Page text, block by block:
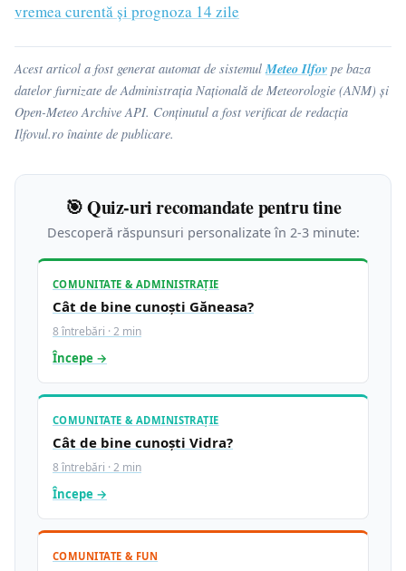
vremea curentă și prognoza 14 zile
Acest articol a fost generat automat de sistemulMeteo Ilfov pe baza
datelor furnizate de Administrația Națională de Meteorologie (ANM) și
Open-Meteo Archive API. Conținutul a fost verificat de redacția
Ilfovul.ro înainte de publicare.
🎯 Quiz-uri recomandate pentru tine
Descoperă răspunsuri personalizate în 2-3 minute:
COMUNITATE & ADMINISTRAȚIE
Cât de bine cunoști Găneasa?
8 întrebări · 2 min
Începe →
COMUNITATE & ADMINISTRAȚIE
Cât de bine cunoști Vidra?
8 întrebări · 2 min
Începe →
COMUNITATE & FUN